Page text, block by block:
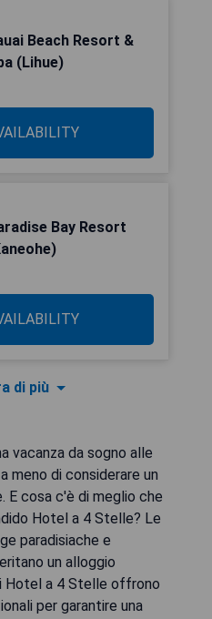
Beach Resort &
(Lihue)
Bay Resort
di più
vacanza da sogno alle
meno di considerare un
E cosa c'è di meglio che
Hotel a 4 Stelle? Le
paradisiache e
un alloggio
Hotel a 4 Stelle offrono
per garantire una